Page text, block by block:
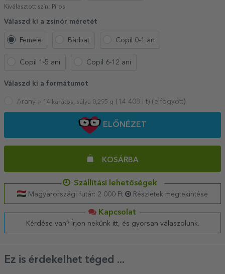
Kiválasztott szín: Piros
Válaszd ki a zsinór méretét
Femeie Bărbat Copil 0-1 an
Copil 1-5 ani Copil 6-12 ani
Válaszd ki a formátumot
Arany » 14 karátos, súlya 0,295 g ( 14 408 Ft) (elfogyott)
ELŐNÉZET
KOSÁRBA
Szállítási lehetőségek
Magyarországi futár: 2 000 Ft Részletek megtekintése
Kapcsolat
Kérdése van? Írjon nekünk itt, és gyorsan válaszolunk.
Ez is érdekelhet téged ...